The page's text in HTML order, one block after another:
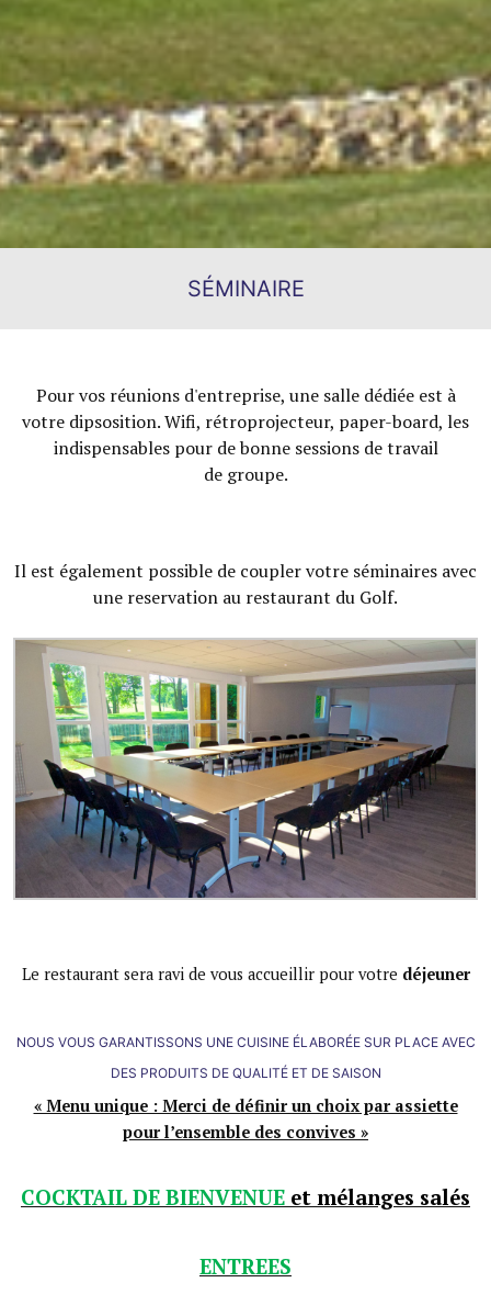
SÉMINAIRE
Pour vos réunions d'entreprise, une salle dédiée est à
votre dipsosition. Wifi, rétroprojecteur, paper-board, les
indispensables pour de bonne sessions de travail
de groupe.
Il est également possible de coupler votre séminaires avec
une reservation au restaurant du Golf.
Le restaurant sera ravi de vous accueillir pour votre déjeuner
NOUS VOUS GARANTISSONS UNE CUISINE ÉLABORÉE SUR PLACE AVEC
DES PRODUITS DE QUALITÉ ET DE SAISON
« Menu unique : Merci de définir un choix par assiette
pour l’ensemble des convives »
COCKTAIL DE BIENVENUE et mélanges salés
ENTREES